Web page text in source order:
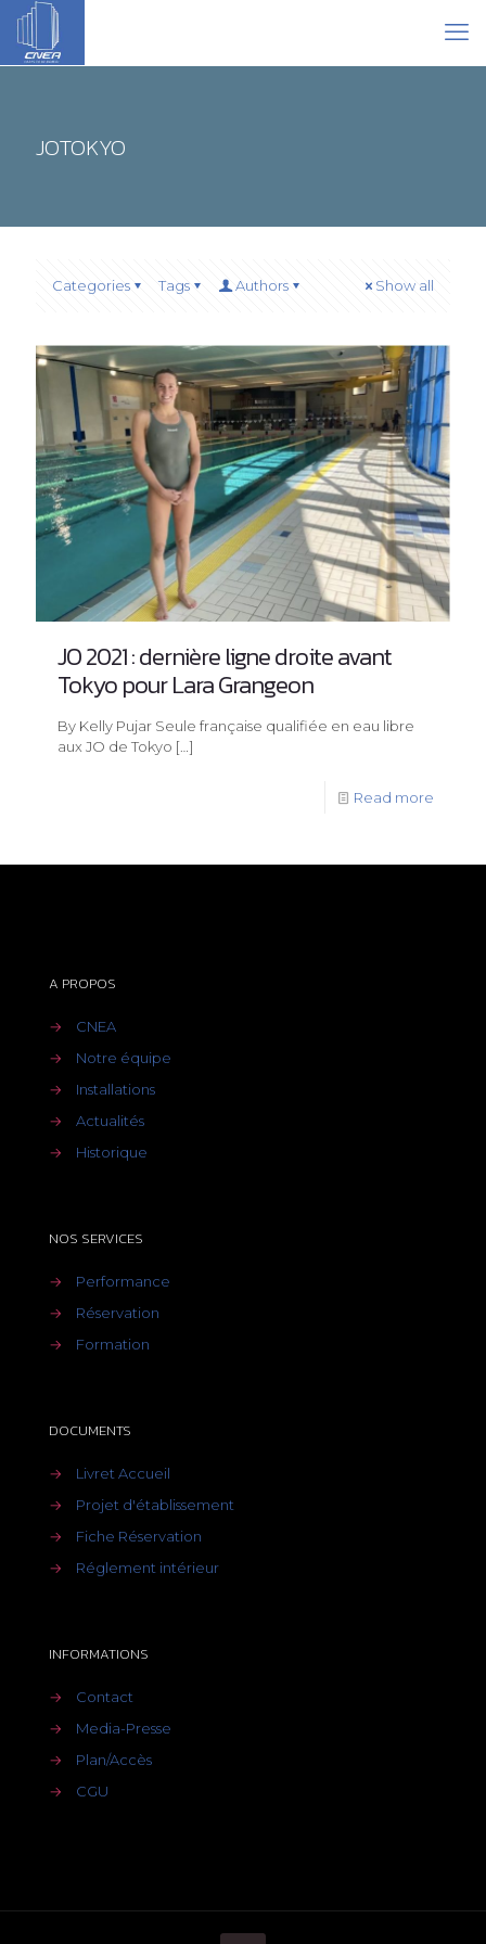
JOTOKYO
Categories Tags Authors Show all
JO 2021 : dernière ligne droite avant
Tokyo pour Lara Grangeon
By Kelly Pujar Seule française qualifiée en eau libre
aux JO de Tokyo […]
Read more
A PROPOS
→
CNEA
→
Notre équipe
→
Installations
→
Actualités
→
Historique
NOS SERVICES
→
Performance
→
Réservation
→
Formation
DOCUMENTS
→
Livret Accueil
→
Projet d'établissement
→
Fiche Réservation
→
Réglement intérieur
INFORMATIONS
→
Contact
→
Media-Presse
→
Plan/Accès
→
CGU